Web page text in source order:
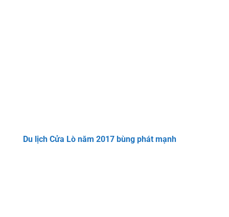
Du lịch Cửa Lò năm 2017 bùng phát mạnh